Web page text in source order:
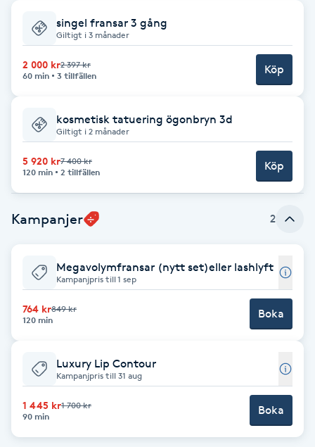
Babylights
Balayage
Barber
BIAB
Blowout
Brynformning
Brynfärgning
Brynplockning
singel fransar 3 gång
Giltigt i 3 månader
2 000 kr2 397 kr
60 min
3 tillfällen Köp
kosmetisk tatuering ögonbryn 3d
Giltigt i 2 månader
5 920 kr7 400 kr
120 min
2 tillfällen Köp
Kampanjer 2
Megavolymfransar (nytt set)eller lashlyft
Kampanjpris till 1 sep
764 kr849 kr
120 min
Boka
Luxury Lip Contour
Kampanjpris till 31 aug
1 445 kr1 700 kr
90 min
Boka